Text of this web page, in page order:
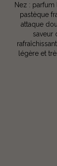
Nez :
pastèque
attaque
saveur
légère et